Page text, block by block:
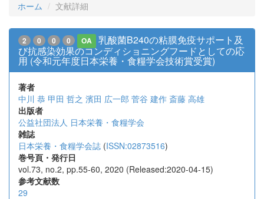
ホーム 文献詳細
2 0 0 0 OA
乳酸菌B240の粘膜免疫サポート及
び抗感染効果のコンディショニングフードとしての応
用 (令和元年度日本栄養・食糧学会技術賞受賞)
著者
中川 恭 甲田 哲之 濱田 広一郎 菅谷 建作 斎藤 高雄
出版者
公益社団法人 日本栄養・食糧学会
雑誌
日本栄養・食糧学会誌 (ISSN:02873516)
巻号頁・発行日
vol.73, no.2, pp.55-60, 2020 (Released:2020-04-15)
参考文献数
29